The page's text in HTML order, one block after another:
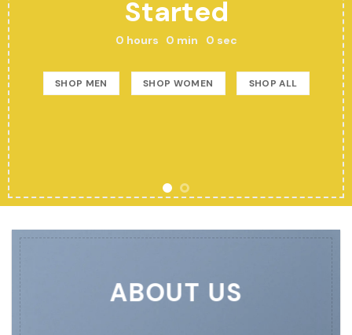
Started
0 hours 0 min 0 sec
SHOP MEN SHOP WOMEN SHOP ALL
ABOUT US